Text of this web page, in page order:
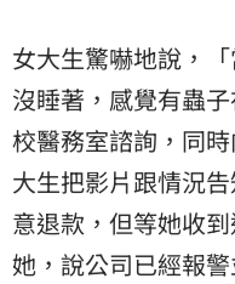
女大生驚嚇地說，
沒睡著，感覺有蟲
校醫務室諮詢，同
大生把影片跟情況
意退款，但等她收
她，說公司已經報